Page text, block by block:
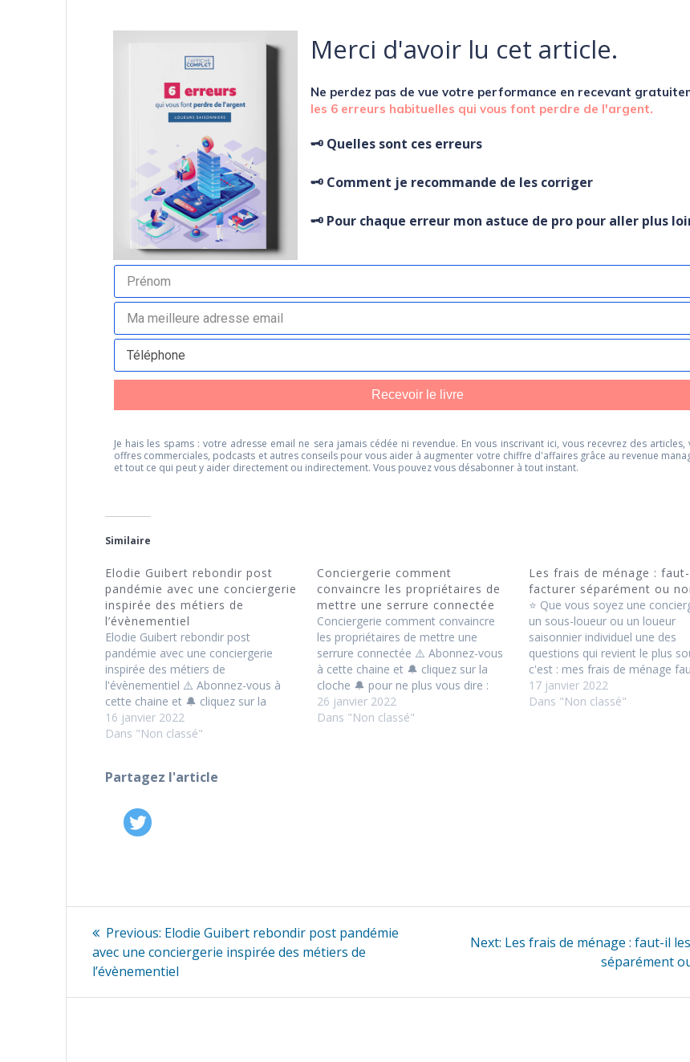
Merci d'avoir lu cet article.
Ne perdez pas de vue votre performance en recevant
les 6 erreurs habituelles qui vous font perdre de l'argent.
🗝️ Quelles sont ces erreurs
🗝️ Comment je recommande de les corriger
🗝️ Pour chaque erreur mon astuce de pro pour aller plus
Recevoir le livre
Je hais les spams : votre adresse email ne sera jamais cédée ni revendue. En vous inscrivant ici, vous recevrez des articles,
offres commerciales, podcasts et autres conseils pour vous aider à augmenter votre chiffre d'affaires grâce au revenue
et tout ce qui peut y aider directement ou indirectement. Vous pouvez vous désabonner à tout instant.
Similaire
Elodie Guibert rebondir post
pandémie avec une conciergerie
inspirée des métiers de
l’évènementiel
Elodie Guibert rebondir post
pandémie avec une conciergerie
inspirée des métiers de
l'évènementiel ⚠️ Abonnez-vous à
cette chaine et 🔔 cliquez sur la
cloche 🔔 pour ne plus vous dire :
"c'était quoi déjà la chaine qui
Ressources pour vous…
16 janvier 2022
Dans "Non classé"
Conciergerie comment
convaincre les propriétaires de
mettre une serrure connectée
Conciergerie comment convaincre
les propriétaires de mettre une
serrure connectée ⚠️ Abonnez-vous
à cette chaine et 🔔 cliquez sur la
cloche 🔔 pour ne plus vous dire :
"c'était quoi déjà la chaine qui
donnait des bonnes idées sur les prix
26 janvier 2022
Dans "Non classé"
Les frais de ménage :
facturer séparément ou
⭐ Que vous soyez une
un sous-loueur ou un loueur
saisonnier individuel une des
questions qui revient le plus
c'est : mes frais de ménage
facturer séparément du prix de
ou les mettre dans le prix de la
17 janvier 2022
Dans "Non classé"
Partagez l'article
Navigation
de
l’article
Previous: Previous
post:
Elodie Guibert rebondir post pandémie
avec une conciergerie inspirée des métiers de
l’évènementiel
Next: Next
Les frais de ménage : faut-il
séparément